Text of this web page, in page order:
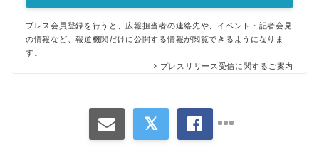
プレス会員登録を行うと、広報担当者の連絡先や、イベント・記者会見
の情報など、報道機関だけに公開する情報が閲覧できるようになりま
す。
プレスリリース受信に関するご案内